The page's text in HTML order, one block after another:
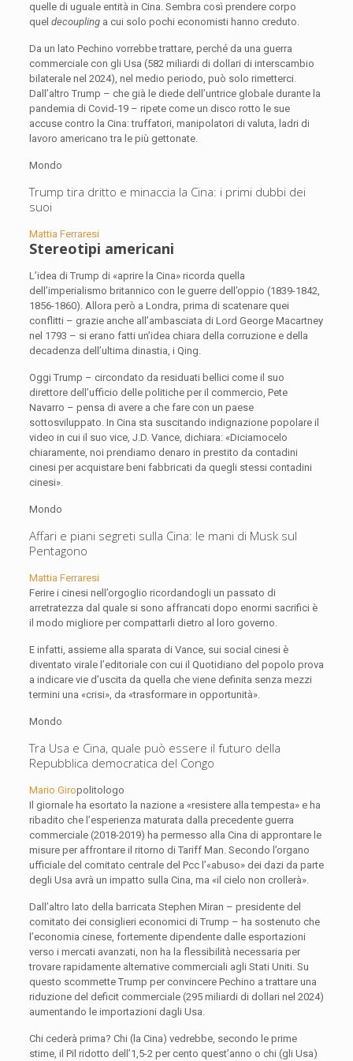
quelle di uguale entità in Cina. Sembra così prendere corpo
quel decouplinga cui solo pochi economisti hanno creduto.
Da un lato Pechino vorrebbe trattare, perché da una guerra
commerciale con gli Usa (582 miliardi di dollari di interscambio
bilaterale nel 2024), nel medio periodo, può solo rimetterci.
Dall’altro Trump – che già le diede dell’untrice globale durante la
pandemia di Covid-19 – ripete come un disco rotto le sue
accuse contro la Cina: truffatori, manipolatori di valuta, ladri di
lavoro americano tra le più gettonate.
Mondo
Trump tira dritto e minaccia la Cina: i primi dubbi dei
suoi
Mattia Ferraresi
Stereotipi americani
L’idea di Trump di «aprire la Cina» ricorda quella
dell’imperialismo britannico con le guerre dell’oppio (1839-1842,
1856-1860). Allora però a Londra, prima di scatenare quei
conflitti – grazie anche all’ambasciata di Lord George Macartney
nel 1793 – si erano fatti un’idea chiara della corruzione e della
decadenza dell’ultima dinastia, i Qing.
Oggi Trump – circondato da residuati bellici come il suo
direttore dell’ufficio delle politiche per il commercio, Pete
Navarro – pensa di avere a che fare con un paese
sottosviluppato. In Cina sta suscitando indignazione popolare il
video in cui il suo vice, J.D. Vance, dichiara: «Diciamocelo
chiaramente, noi prendiamo denaro in prestito da contadini
cinesi per acquistare beni fabbricati da quegli stessi contadini
cinesi».
Mondo
Affari e piani segreti sulla Cina: le mani di Musk sul
Pentagono
Mattia Ferraresi
Ferire i cinesi nell’orgoglio ricordandogli un passato di
arretratezza dal quale si sono affrancati dopo enormi sacrifici è
il modo migliore per compattarli dietro al loro governo.
E infatti, assieme alla sparata di Vance, sui social cinesi è
diventato virale l’editoriale con cui il Quotidiano del popolo prova
a indicare vie d’uscita da quella che viene definita senza mezzi
termini una «crisi», da «trasformare in opportunità».
Mondo
Tra Usa e Cina, quale può essere il futuro della
Repubblica democratica del Congo
Mario Giropolitologo
Il giornale ha esortato la nazione a «resistere alla tempesta» e ha
ribadito che l’esperienza maturata dalla precedente guerra
commerciale (2018-2019) ha permesso alla Cina di approntare le
misure per affrontare il ritorno di Tariff Man. Secondo l’organo
ufficiale del comitato centrale del Pcc l’«abuso» dei dazi da parte
degli Usa avrà un impatto sulla Cina, ma «il cielo non crollerà».
Dall’altro lato della barricata Stephen Miran – presidente del
comitato dei consiglieri economici di Trump – ha sostenuto che
l’economia cinese, fortemente dipendente dalle esportazioni
verso i mercati avanzati, non ha la flessibilità necessaria per
trovare rapidamente alternative commerciali agli Stati Uniti. Su
questo scommette Trump per convincere Pechino a trattare una
riduzione del deficit commerciale (295 miliardi di dollari nel 2024)
aumentando le importazioni dagli Usa.
Chi cederà prima? Chi (la Cina) vedrebbe, secondo le prime
stime, il Pil ridotto dell’1,5-2 per cento quest’anno o chi (gli Usa)